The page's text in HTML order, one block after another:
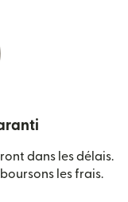
dans les délais.
les frais.